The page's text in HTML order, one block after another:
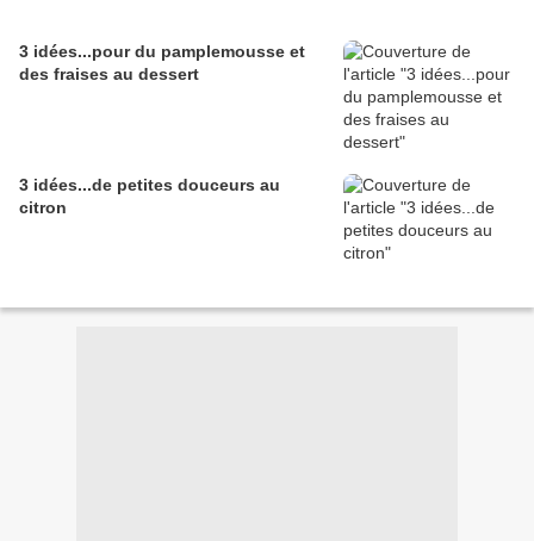
3 idées...pour du pamplemousse et
des fraises au dessert
3 idées...de petites douceurs au
citron